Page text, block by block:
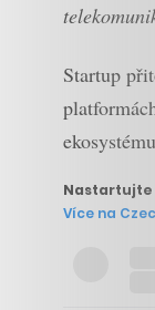
Startup
Nastartujte
Více na